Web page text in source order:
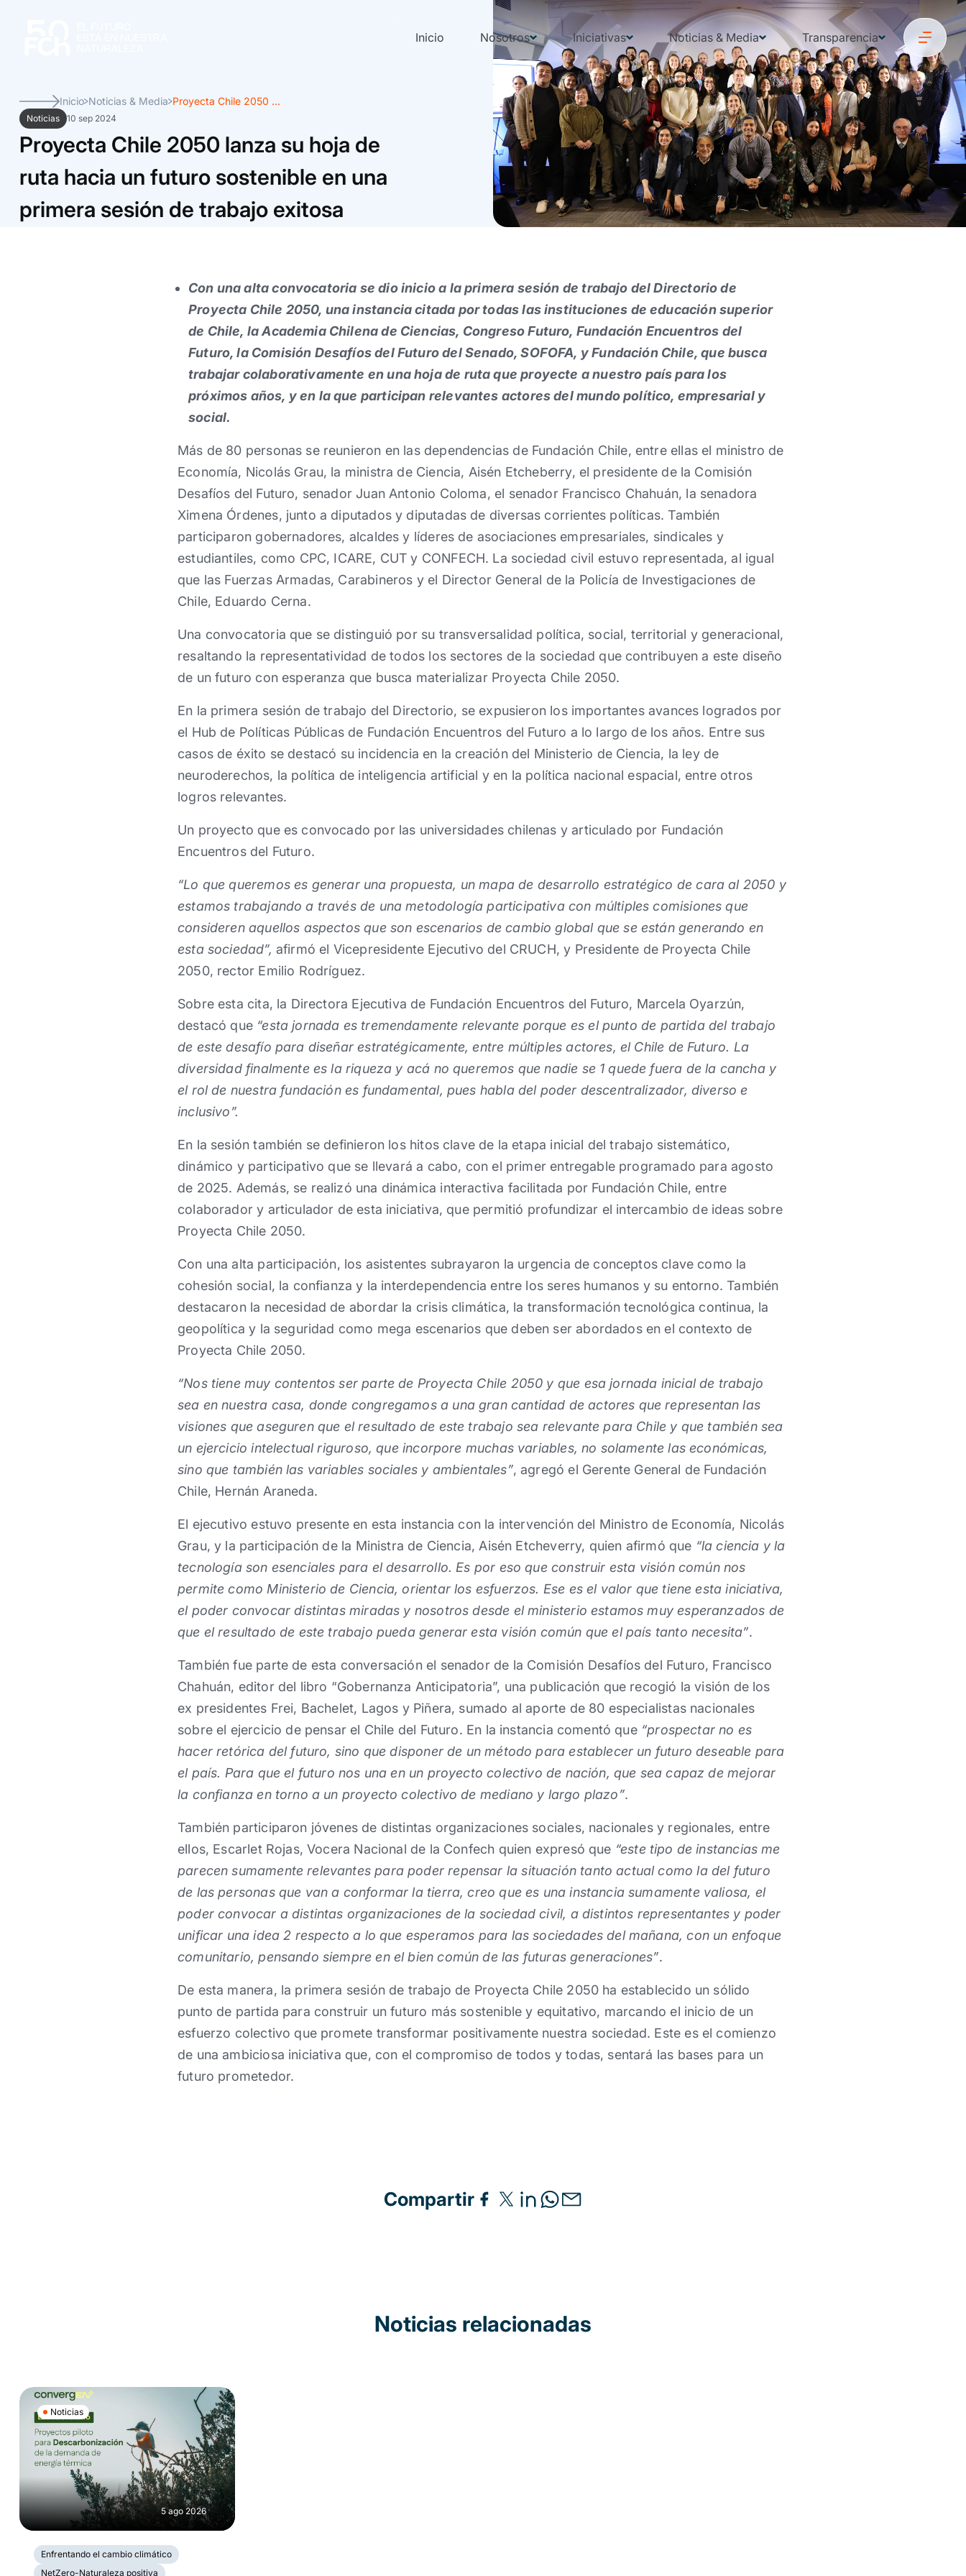
Inicio Nosotros Iniciativas Noticias & Media Transparencia
Inicio Noticias & Media Proyecta Chile 2050 ...
Noticias 10 sep 2024
Proyecta Chile 2050 lanza su hoja de
ruta hacia un futuro sostenible en una
primera sesión de trabajo exitosa
Con una alta convocatoria se dio inicio a la primera sesión de trabajo del Directorio de
Proyecta Chile 2050, una instancia citada por todas las instituciones de educación superior
de Chile, la Academia Chilena de Ciencias, Congreso Futuro, Fundación Encuentros del
Futuro, la Comisión Desafíos del Futuro del Senado, SOFOFA, y Fundación Chile, que busca
trabajar colaborativamente en una hoja de ruta que proyecte a nuestro país para los
próximos años, y en la que participan relevantes actores del mundo político, empresarial y
social.
Más de 80 personas se reunieron en las dependencias de Fundación Chile, entre ellas el ministro de
Economía, Nicolás Grau, la ministra de Ciencia, Aisén Etcheberry, el presidente de la Comisión
Desafíos del Futuro, senador Juan Antonio Coloma, el senador Francisco Chahuán, la senadora
Ximena Órdenes, junto a diputados y diputadas de diversas corrientes políticas. También
participaron gobernadores, alcaldes y líderes de asociaciones empresariales, sindicales y
estudiantiles, como CPC, ICARE, CUT y CONFECH. La sociedad civil estuvo representada, al igual
que las Fuerzas Armadas, Carabineros y el Director General de la Policía de Investigaciones de
Chile, Eduardo Cerna.
Una convocatoria que se distinguió por su transversalidad política, social, territorial y generacional,
resaltando la representatividad de todos los sectores de la sociedad que contribuyen a este diseño
de un futuro con esperanza que busca materializar Proyecta Chile 2050.
En la primera sesión de trabajo del Directorio, se expusieron los importantes avances logrados por
el Hub de Políticas Públicas de Fundación Encuentros del Futuro a lo largo de los años. Entre sus
casos de éxito se destacó su incidencia en la creación del Ministerio de Ciencia, la ley de
neuroderechos, la política de inteligencia artificial y en la política nacional espacial, entre otros
logros relevantes.
Un proyecto que es convocado por las universidades chilenas y articulado por Fundación
Encuentros del Futuro.
“Lo que queremos es generar una propuesta, un mapa de desarrollo estratégico de cara al 2050 y
estamos trabajando a través de una metodología participativa con múltiples comisiones que
consideren aquellos aspectos que son escenarios de cambio global que se están generando en
esta sociedad”, afirmó el Vicepresidente Ejecutivo del CRUCH, y Presidente de Proyecta Chile
2050, rector Emilio Rodríguez.
Sobre esta cita, la Directora Ejecutiva de Fundación Encuentros del Futuro, Marcela Oyarzún,
destacó que “esta jornada es tremendamente relevante porque es el punto de partida del trabajo
de este desafío para diseñar estratégicamente, entre múltiples actores, el Chile de Futuro. La
diversidad finalmente es la riqueza y acá no queremos que nadie se 1 quede fuera de la cancha y
el rol de nuestra fundación es fundamental, pues habla del poder descentralizador, diverso e
inclusivo”.
En la sesión también se definieron los hitos clave de la etapa inicial del trabajo sistemático,
dinámico y participativo que se llevará a cabo, con el primer entregable programado para agosto
de 2025. Además, se realizó una dinámica interactiva facilitada por Fundación Chile, entre
colaborador y articulador de esta iniciativa, que permitió profundizar el intercambio de ideas sobre
Proyecta Chile 2050.
Con una alta participación, los asistentes subrayaron la urgencia de conceptos clave como la
cohesión social, la confianza y la interdependencia entre los seres humanos y su entorno. También
destacaron la necesidad de abordar la crisis climática, la transformación tecnológica continua, la
geopolítica y la seguridad como mega escenarios que deben ser abordados en el contexto de
Proyecta Chile 2050.
“Nos tiene muy contentos ser parte de Proyecta Chile 2050 y que esa jornada inicial de trabajo
sea en nuestra casa, donde congregamos a una gran cantidad de actores que representan las
visiones que aseguren que el resultado de este trabajo sea relevante para Chile y que también sea
un ejercicio intelectual riguroso, que incorpore muchas variables, no solamente las económicas,
sino que también las variables sociales y ambientales”, agregó el Gerente General de Fundación
Chile, Hernán Araneda.
El ejecutivo estuvo presente en esta instancia con la intervención del Ministro de Economía, Nicolás
Grau, y la participación de la Ministra de Ciencia, Aisén Etcheverry, quien afirmó que “la ciencia y la
tecnología son esenciales para el desarrollo. Es por eso que construir esta visión común nos
permite como Ministerio de Ciencia, orientar los esfuerzos. Ese es el valor que tiene esta iniciativa,
el poder convocar distintas miradas y nosotros desde el ministerio estamos muy esperanzados de
que el resultado de este trabajo pueda generar esta visión común que el país tanto necesita”.
También fue parte de esta conversación el senador de la Comisión Desafíos del Futuro, Francisco
Chahuán, editor del libro “Gobernanza Anticipatoria”, una publicación que recogió la visión de los
ex presidentes Frei, Bachelet, Lagos y Piñera, sumado al aporte de 80 especialistas nacionales
sobre el ejercicio de pensar el Chile del Futuro. En la instancia comentó que “prospectar no es
hacer retórica del futuro, sino que disponer de un método para establecer un futuro deseable para
el país. Para que el futuro nos una en un proyecto colectivo de nación, que sea capaz de mejorar
la confianza en torno a un proyecto colectivo de mediano y largo plazo”.
También participaron jóvenes de distintas organizaciones sociales, nacionales y regionales, entre
ellos, Escarlet Rojas, Vocera Nacional de la Confech quien expresó que “este tipo de instancias me
parecen sumamente relevantes para poder repensar la situación tanto actual como la del futuro
de las personas que van a conformar la tierra, creo que es una instancia sumamente valiosa, el
poder convocar a distintas organizaciones de la sociedad civil, a distintos representantes y poder
unificar una idea 2 respecto a lo que esperamos para las sociedades del mañana, con un enfoque
comunitario, pensando siempre en el bien común de las futuras generaciones”.
De esta manera, la primera sesión de trabajo de Proyecta Chile 2050 ha establecido un sólido
punto de partida para construir un futuro más sostenible y equitativo, marcando el inicio de un
esfuerzo colectivo que promete transformar positivamente nuestra sociedad. Este es el comienzo
de una ambiciosa iniciativa que, con el compromiso de todos y todas, sentará las bases para un
futuro prometedor.
Compartir
Noticias relacionadas
Noticias
5 ago 2026
Enfrentando el cambio climático
NetZero-Naturaleza positiva